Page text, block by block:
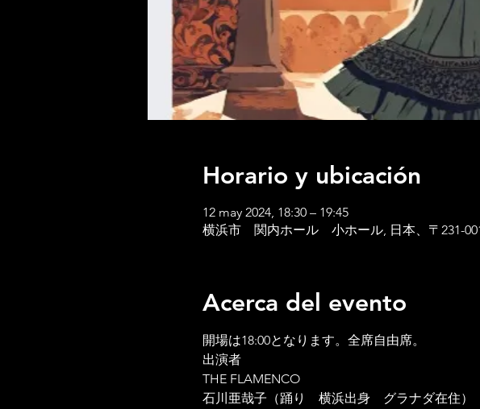
Horario y ubicación
12 may 2024, 18:30 – 19:45
横浜市 関内ホール 小ホール, 日本、〒231-
Acerca del evento
開場は18:00となります。全席自由席。
出演者
THE FLAMENCO
石川亜哉子（踊り　横浜出身　グラナダ在住）